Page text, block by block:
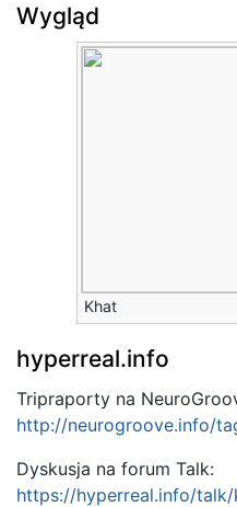
Wygląd
Khat
hyperreal.info
Tripraporty na
http://neurogroove.info/
Dyskusja na forum Talk:
https://hyperreal.info/